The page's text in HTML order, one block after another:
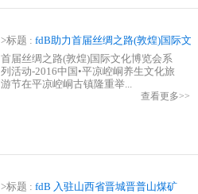
>标题 : fdB助力首届丝绸之路(敦煌)国际文
化博览会—平凉首届摇滚音乐节
首届丝绸之路(敦煌)国际文化博览会系
列活动-2016中国•平凉崆峒养生文化旅
游节在平凉崆峒古镇隆重举...
查看更多>>
>标题 : fdB 入驻山西省晋城晋普山煤矿